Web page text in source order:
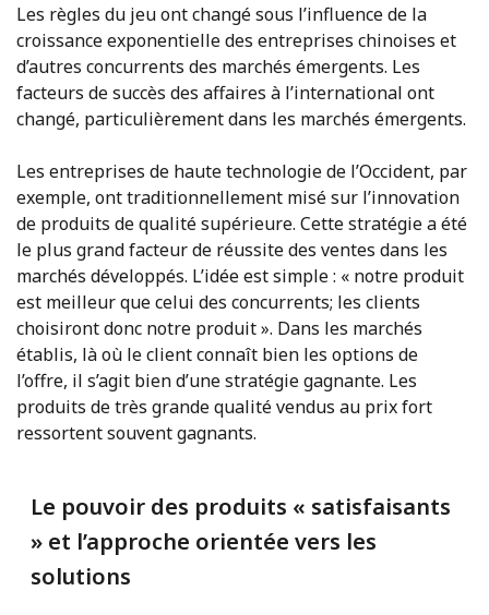
Les règles du jeu ont changé sous l’influence de la
croissance exponentielle des entreprises chinoises et
d’autres concurrents des marchés émergents. Les
facteurs de succès des affaires à l’international ont
changé, particulièrement dans les marchés émergents.
Les entreprises de haute technologie de l’Occident, par
exemple, ont traditionnellement misé sur l’innovation
de produits de qualité supérieure. Cette stratégie a été
le plus grand facteur de réussite des ventes dans les
marchés développés. L’idée est simple : « notre produit
est meilleur que celui des concurrents; les clients
choisiront donc notre produit ». Dans les marchés
établis, là où le client connaît bien les options de
l’offre, il s’agit bien d’une stratégie gagnante. Les
produits de très grande qualité vendus au prix fort
ressortent souvent gagnants.
Le pouvoir des produits « satisfaisants
» et l’approche orientée vers les
solutions